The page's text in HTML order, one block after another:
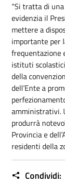
“Si tratta di
evidenzia il
mettere a
importante per
frequentazione
istituti
della
dell’Ente a
amministrativi.
produrrà
Provincia e
residenti della
Condividi: